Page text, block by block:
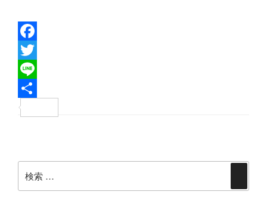
F
a
c
e
o
T
w
i
e
L
i
ナ
ビ
索:
索